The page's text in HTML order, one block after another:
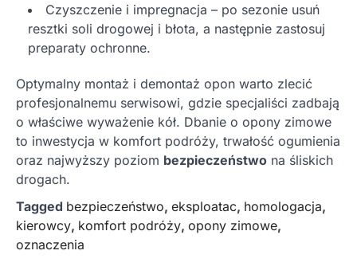
Czyszczenie i impregnacja – po sezonie usuń
resztki soli drogowej i błota, a następnie zastosuj
preparaty ochronne.
Optymalny montaż i demontaż opon warto zlecić
profesjonalnemu serwisowi, gdzie specjaliści zadbają
o właściwe wyważenie kół. Dbanie o opony zimowe
to inwestycja w komfort podróży, trwałość ogumienia
oraz najwyższy poziom bezpieczeństwo na śliskich
drogach.
Tagged bezpieczeństwo, eksploatac, homologacja,
kierowcy, komfort podróży, opony zimowe,
oznaczenia